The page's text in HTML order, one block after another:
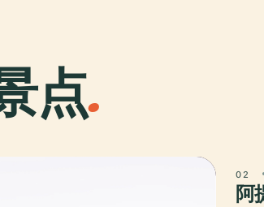
点.
02
阿